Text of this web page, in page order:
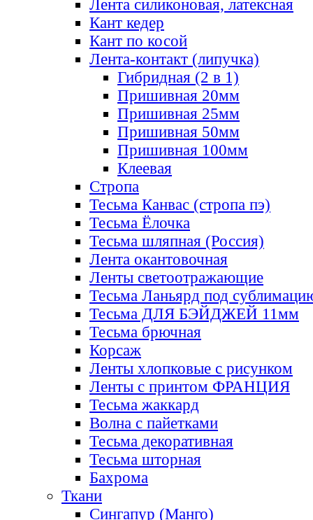
Лента силиконовая, латексная
Кант кедер
Кант по косой
Лента-контакт (липучка)
Гибридная (2 в 1)
Пришивная 20мм
Пришивная 25мм
Пришивная 50мм
Пришивная 100мм
Клеевая
Стропа
Тесьма Канвас (стропа пэ)
Тесьма Ёлочка
Тесьма шляпная (Россия)
Лента окантовочная
Ленты светоотражающие
Тесьма Ланьярд под
Тесьма ДЛЯ БЭЙДЖЕЙ 11мм
Тесьма брючная
Корсаж
Ленты хлопковые с рисунком
Ленты с принтом ФРАНЦИЯ
Тесьма жаккард
Волна с пайетками
Тесьма декоративная
Тесьма шторная
Бахрома
Ткани
Сингапур (Манго)